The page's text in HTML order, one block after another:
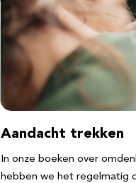
Aandacht trekken
In onze boeken over
hebben we het regelmatig